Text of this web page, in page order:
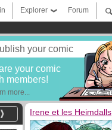
Forum
Explorer
your comic
your comic
members!
more...
Irene et les Heimdalls